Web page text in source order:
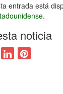
entrada está
.
noticia